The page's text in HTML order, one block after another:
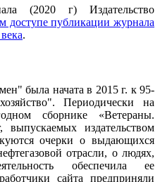
(2020 г) Издательство
доступе публикации журнала
.
была начата в 2015 г. к 95-
Периодически на
сборнике «Ветераны.
издательством
очерки о выдающихся
отрасли, о людях,
обеспечила ее
сайта предприняли